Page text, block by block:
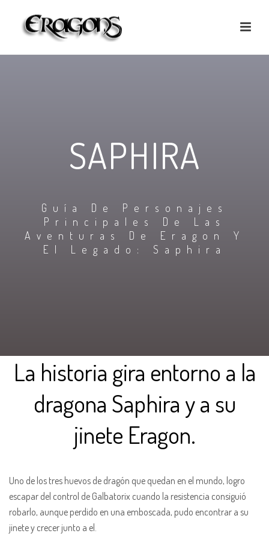
SAPHIRA
Guía De Personajes
Principales De Las
Aventuras De Eragon Y
El Legado: Saphira
La historia gira entorno a la
dragona Saphira y a su
jinete Eragon.
Uno de los tres huevos de dragón que quedan en el mundo, logro
escapar del control de Galbatorix cuando la resistencia consiguió
robarlo, aunque perdido en una emboscada, pudo encontrar a su
jinete y crecer junto a el.